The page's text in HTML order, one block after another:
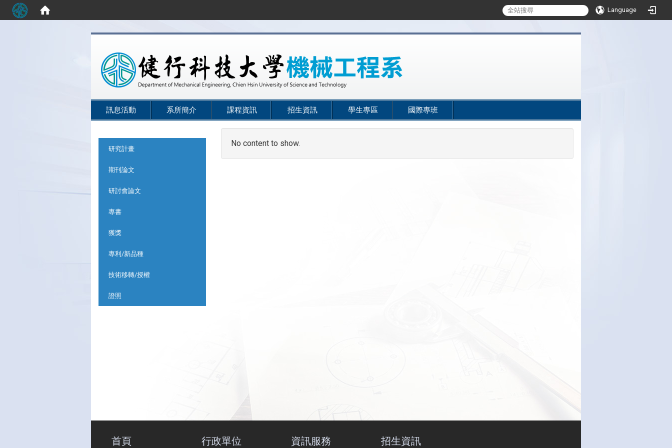
Language
訊息活動 系所簡介 課程資訊 招生資訊 學生專區 國際專班
研究計畫
期刊論文
研討會論文
專書
獲獎
專利/新品種
技術移轉/授權
證照
No content to show.
首頁 行政單位 資訊服務 招生資訊